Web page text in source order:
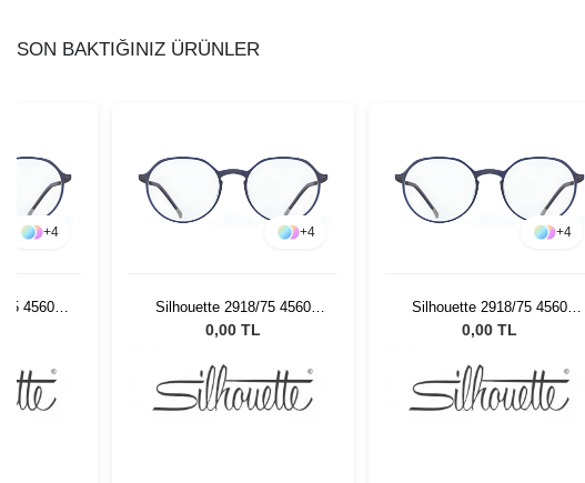
SON BAKTIĞINIZ ÜRÜNLER
+4
4560
+4
Silhouette 2918/75 4560
49/18
0,00 TL
+4
Silhouette 2918/75 4560
49/18
0,00 TL